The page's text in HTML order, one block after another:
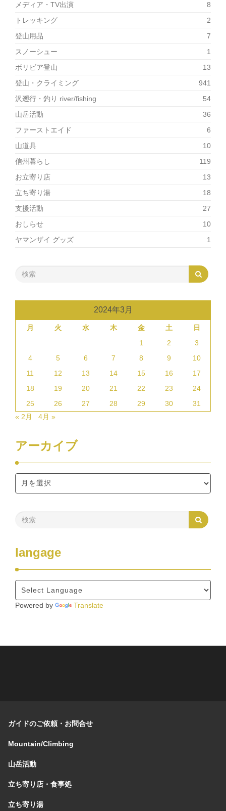
メディア・TV出演
8
トレッキング
2
登山用品
7
スノーシュー
1
ボリビア登山
13
登山・クライミング
941
沢遡行・釣り river/fishing
54
山岳活動
36
ファーストエイド
6
山道具
10
信州暮らし
119
お立寄り店
13
立ち寄り湯
18
支援活動
27
おしらせ
10
ヤマンザイ グッズ
1
2024年3月
月 火 水 木 金 土
日
1
2
3
4
5 6 7 8 9
10
11
12 13 14 15 16
17
18
19 20 21 22 23
24
25
26 27 28 29 30
31
« 2月
4月 »
アーカイブ
langage
Powered by Translate
ガイドのご依頼・お問合せ
Mountain/Climbing
山岳活動
立ち寄り店・食事処
立ち寄り湯